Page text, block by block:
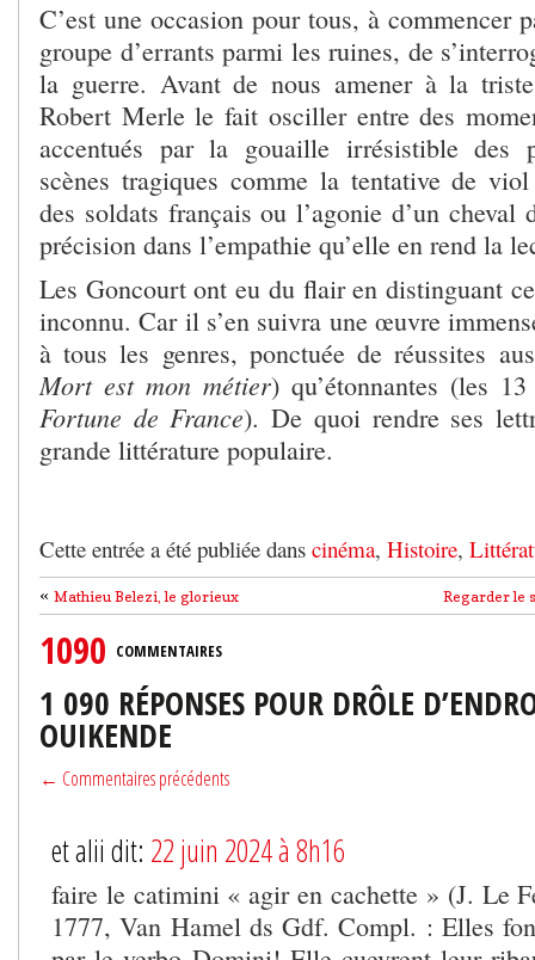
C’est une occasion pour tous, à commencer
groupe d’errants parmi les ruines, de
la guerre. Avant de nous amener à la
Robert Merle le fait osciller entre des
accentués par la gouaille irrésistible des
scènes tragiques comme la tentative de
des soldats français ou l’agonie d’un cheval
précision dans l’empathie qu’elle en rend la
Les Goncourt ont eu du flair en distinguant
inconnu. Car il s’en suivra une œuvre
à tous les genres, ponctuée de réussites
Mort est mon métier) qu’étonnantes (les
Fortune de France). De quoi rendre ses
grande littérature populaire.
Cette entrée a été publiée dans cinéma, Histoire,
Regarder le
« Mathieu Belezi, le glorieux
1090 COMMENTAIRES
1 090 RÉPONSES POUR DRÔLE
OUIKENDE
← Commentaires précédents
et alii dit: 22 juin 2024 à 8h16
faire le catimini « agir en cachette » (J. Le
1777, Van Hamel ds Gdf. Compl. : Elles